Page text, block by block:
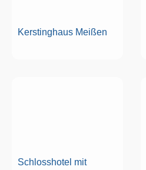
Kerstinghaus Meißen
Schlosshotel mit